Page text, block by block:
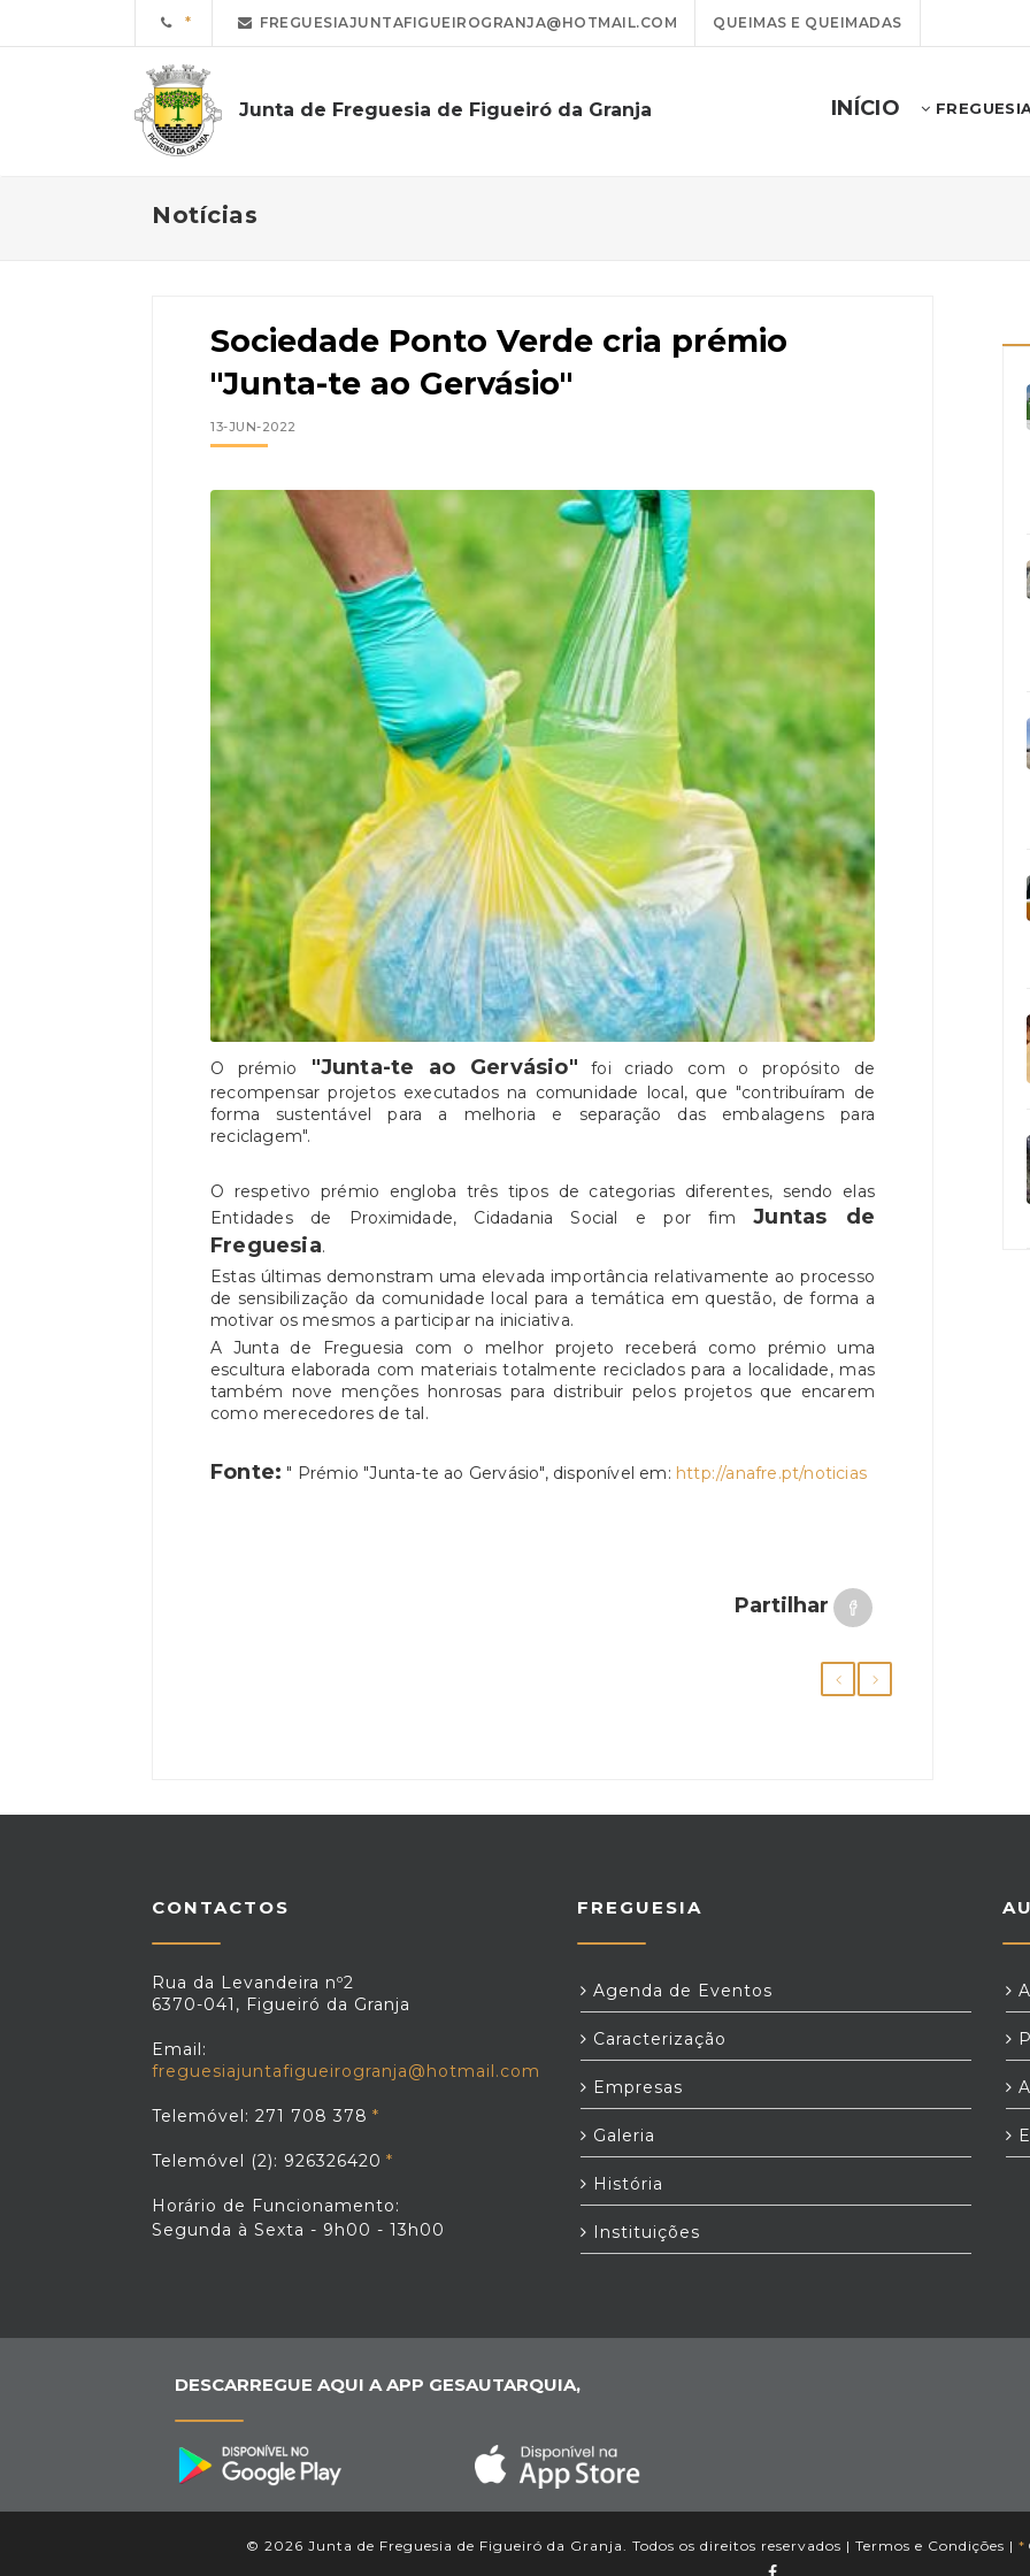
FREGUESIAJUNTAFIGUEIROGRANJA@HOTMAIL.COM QUEIMAS E QUEIMADAS
Junta de Freguesia de Figueiró da Granja INÍCIO
Notícias
Sociedade Ponto Verde cria prémio
"Junta-te ao Gervásio"
13-JUN-2022
O prémio "Junta-te ao Gervásio" foi criado com o propósito de
recompensar projetos executados na comunidade local, que "contribuíram de
forma sustentável para a melhoria e separação das embalagens para
reciclagem".
O respetivo prémio engloba três tipos de categorias diferentes, sendo elas
Entidades de Proximidade, Cidadania Social e por fimJuntas de
Freguesia.
Estas últimas demonstram uma elevada importância relativamente ao processo
de sensibilização da comunidade local para a temática em questão, de forma a
motivar os mesmos a participar na iniciativa.
A Junta de Freguesia com o melhor projeto receberá como prémio uma
escultura elaborada com materiais totalmente reciclados para a localidade, mas
também nove menções honrosas para distribuir pelos projetos que encarem
como merecedores de tal.
Fonte: " Prémio "Junta-te ao Gervásio", disponível em: http://anafre.pt/noticias
Partilhar
CONTACTOS
Rua da Levandeira nº2
6370-041, Figueiró da Granja
Email:
freguesiajuntafigueirogranja@hotmail.com
Telemóvel: 271 708 378
Telemóvel (2): 926326420
Horário de Funcionamento:
Segunda à Sexta - 9h00 - 13h00
FREGUESIA
Agenda de Eventos
Caracterização
Empresas
Galeria
História
Instituições
DESCARREGUE AQUI A APP GESAUTARQUIA,
© 2026 Junta de Freguesia de Figueiró da Granja. Todos os direitos reservados | Termos e Condições | *